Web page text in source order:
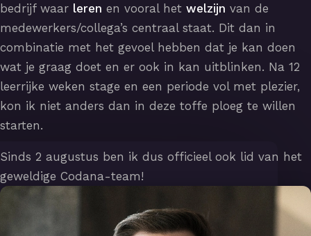
bedrijf waar leren en vooral het welzijn van de
medewerkers/collega’s centraal staat. Dit dan in
combinatie met het gevoel hebben dat je kan doen
wat je graag doet en er ook in kan uitblinken. Na 12
leerrijke weken stage en een periode vol met plezier,
kon ik niet anders dan in deze toffe ploeg te willen
starten.
Sinds 2 augustus ben ik dus officieel ook lid van het
geweldige Codana-team!